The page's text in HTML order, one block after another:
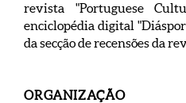
revista "Portuguese
enciclopédia digital
da secção de recensões da
ORGANIZAÇÃO